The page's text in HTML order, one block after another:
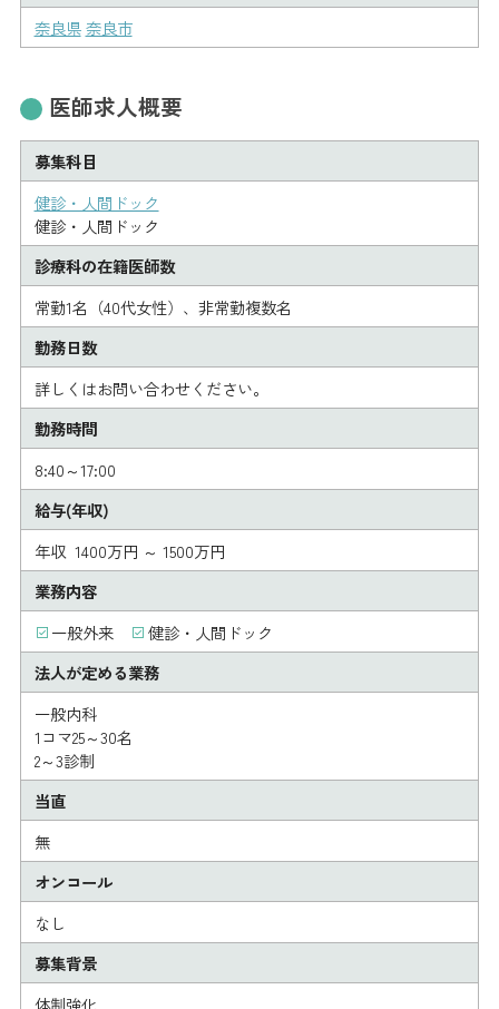
奈良県 奈良市
医師求人概要
募集科目
健診・人間ドック
健診・人間ドック
診療科の在籍医師数
常勤1名（40代女性）、非常勤複数名
勤務日数
詳しくはお問い合わせください。
勤務時間
8:40～17:00
給与(年収)
年収 1400万円 ～ 1500万円
業務内容
一般外来
健診・人間ドック
法人が定める業務
一般内科
1コマ25～30名
2～3診制
当直
無
オンコール
なし
募集背景
体制強化